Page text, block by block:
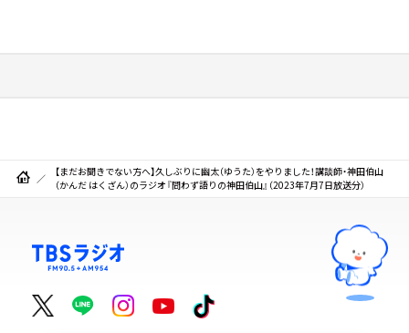
【まだお聞きでない方へ】久しぶりに幽太（ゆうた）をやりました！講談師・神田伯山
（かんだ はくざん）のラジオ『問わず語りの神田伯山』（2023年7月7日放送分）